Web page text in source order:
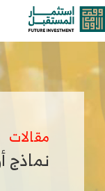
تخطى
إلى
مقالات
نماذج